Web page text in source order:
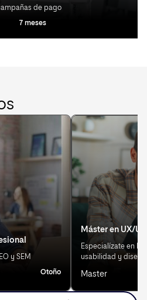
de pago
7 meses
y SEM
Otoño
Máster en UX/UI
Especialízate en
usabilidad y
Master